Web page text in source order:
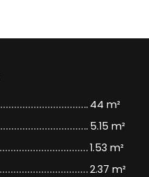
44 m²
5.15 m²
1.53 m²
2.37 m²